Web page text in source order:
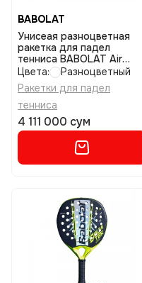
BABOLAT
Унисеая разноцветная
ракетка для падел
тенниса BABOLAT Air
viper 2.6 размер uniq
Цвета:
Разноцветный
Ракетки для падел
тенниса
4 111 000 сум